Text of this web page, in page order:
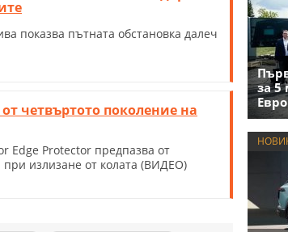
показва пътната обстановка далеч
четвъртото поколение на
Edge Protector предпазва от
при излизане от колата (ВИДЕО)
за 5